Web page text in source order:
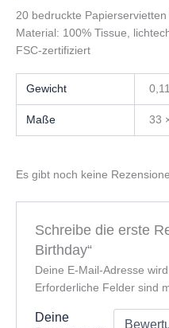
20 bedruckte
Material: 100% Tissue,
FSC-zertifiziert
Gewicht
Maße 33
Es gibt noch keine
Schreibe die erste
Birthday“
Deine E-Mail-Adresse
Erforderliche Felder sind
Deine